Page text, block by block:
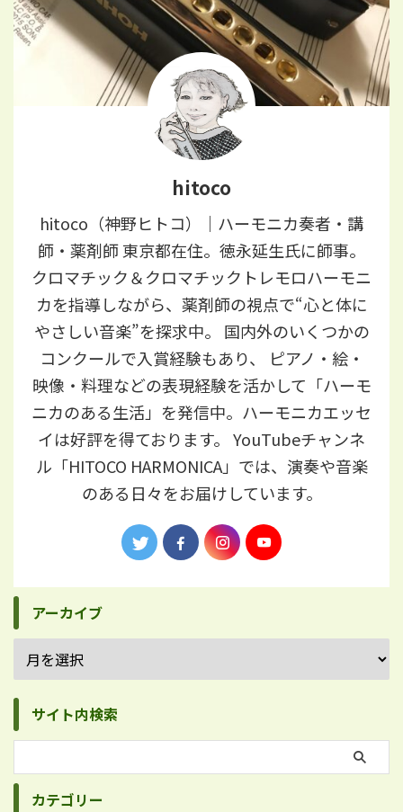
hitoco
hitoco（神野ヒトコ）｜ハーモニカ奏者・講
師・薬剤師 東京都在住。徳永延生氏に師事。
クロマチック＆クロマチックトレモロハーモニ
カを指導しながら、薬剤師の視点で“心と体に
やさしい音楽”を探求中。 国内外のいくつかの
コンクールで入賞経験もあり、 ピアノ・絵・
映像・料理などの表現経験を活かして「ハーモ
ニカのある生活」を発信中。ハーモニカエッセ
イは好評を得ております。 YouTubeチャンネ
ル「HITOCO HARMONICA」では、演奏や音楽
のある日々をお届けしています。
アーカイブ
サイト内検索
カテゴリー